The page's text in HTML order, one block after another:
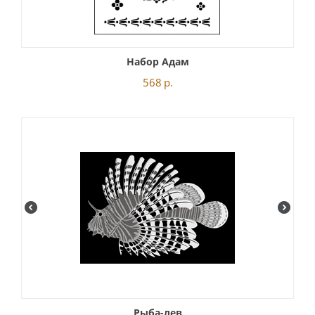
Набор Адам
568 р.